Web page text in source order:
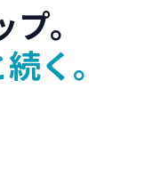
。
く。